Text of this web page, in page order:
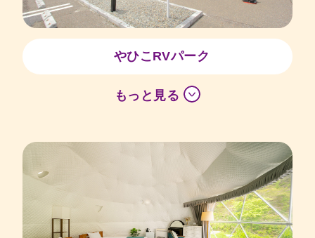
やひこRVパーク
もっと見る